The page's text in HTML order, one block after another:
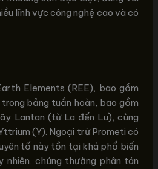
lĩnh vực công nghệ cao và có
Elements (REE), bao gồm
bảng tuần hoàn, bao gồm
Lantan (từ La đến Lu), cùng
(Y). Ngoại trừ Prometi có
tố này tồn tại khá phổ biến
nhiên, chúng thường phân tán